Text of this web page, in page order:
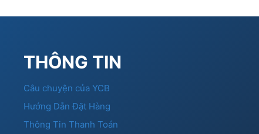
THÔNG TIN
Câu chuyện của YCB
Hướng Dẫn Đặt Hàng
Thông Tin Thanh Toán